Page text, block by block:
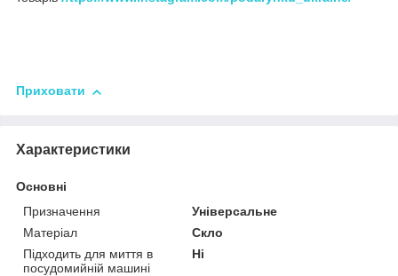
Приховати
Характеристики
Основні
Призначення
Універсальне
Матеріал
Скло
Підходить для миття в
посудомийній машині
Ні